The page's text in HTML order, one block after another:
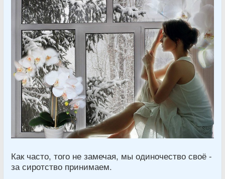
Как часто, того не замечая, мы одиночество своё -
за сиротство принимаем.